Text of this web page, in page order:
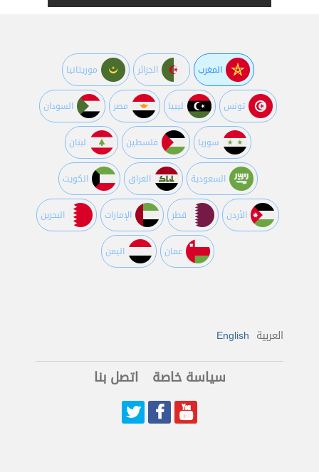
المغرب الجزائر موريتانيا
تونس ليبيا مصر السودان
سوريا فلسطين لبنان
السعودية العراق الكويت
اﻷردن قطر اﻹمارات البحرين
عمان اليمن
العربية English
سياسة خاصة اتصل بنا